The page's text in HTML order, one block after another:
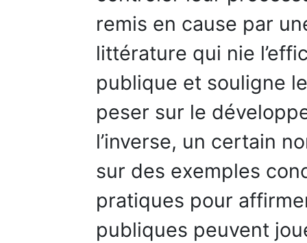
remis en cause par
littérature qui nie
publique et souligne
peser sur le
l’inverse, un certain
sur des exemples
pratiques pour
publiques peuvent